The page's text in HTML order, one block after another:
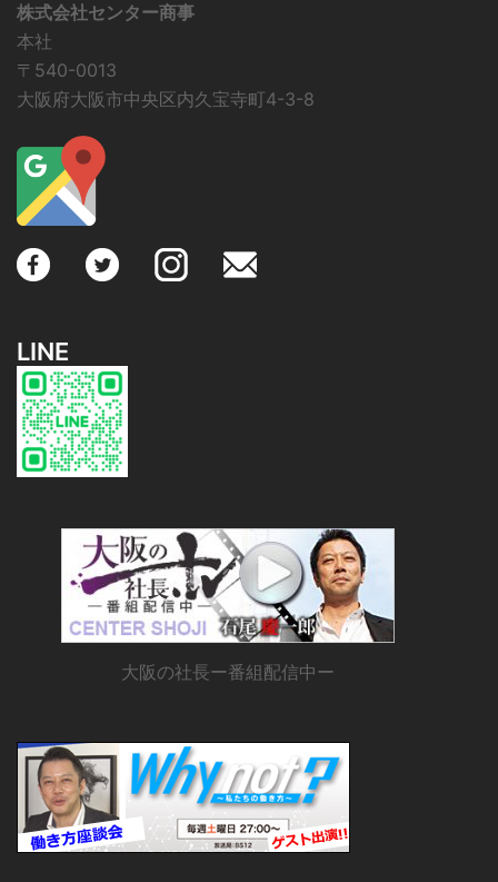
株式会社センター商事
本社
〒540-0013
大阪府大阪市中央区内久宝寺町4-3-8
LINE
大阪の社長ー番組配信中ー